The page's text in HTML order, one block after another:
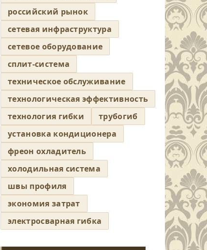
российский рынок
сетевая инфраструктура
сетевое оборудование
сплит-система
техническое обслуживание
технологическая эффективность
технология гибки
трубогиб
установка кондиционера
фреон охладитель
холодильная система
швы профиля
экономия затрат
электросварная гибка